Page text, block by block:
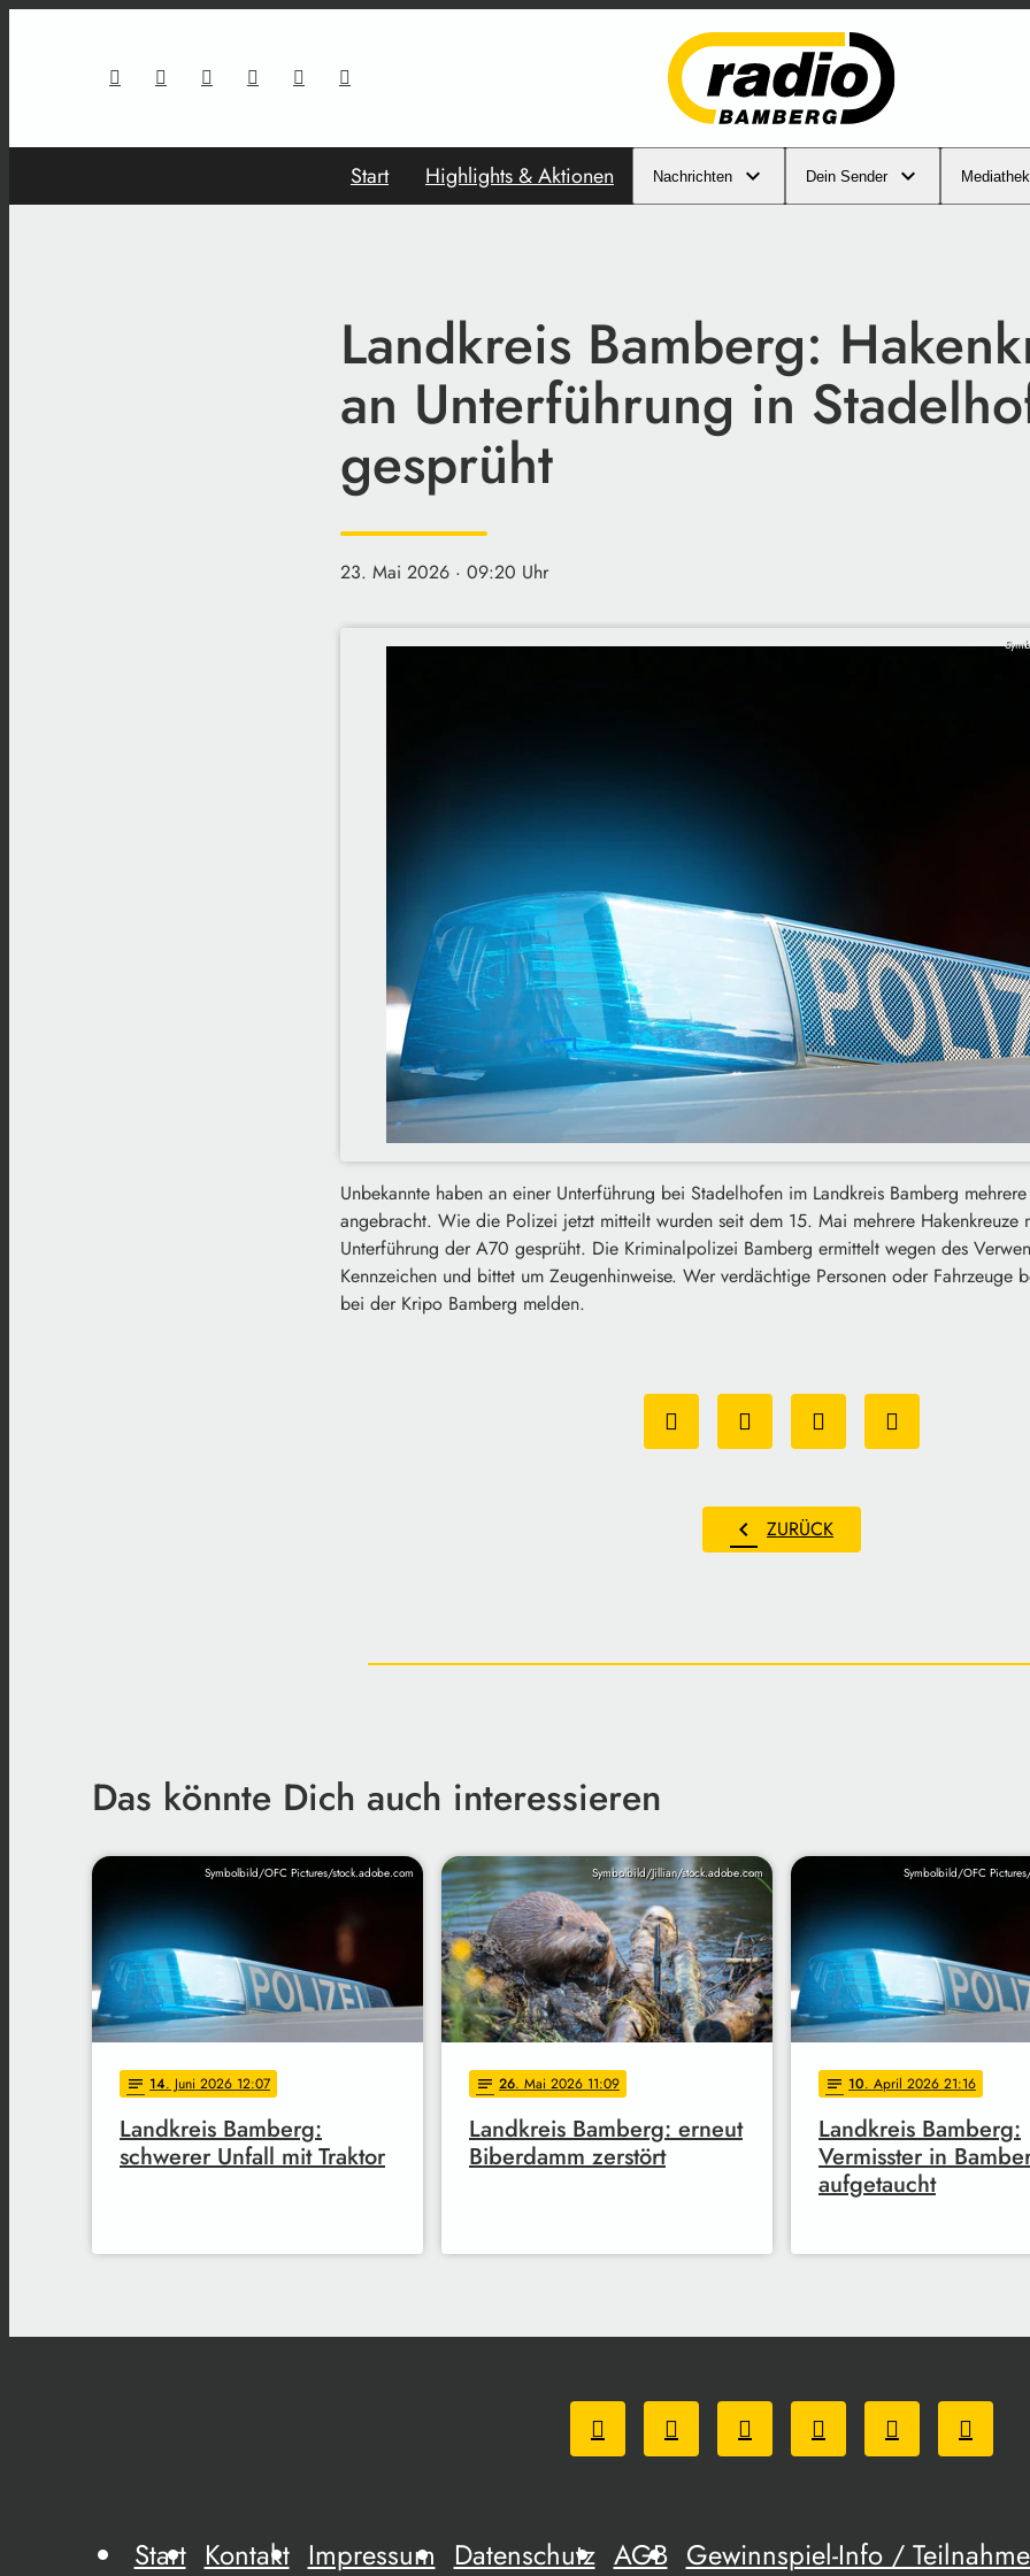
Start Highlights & Aktionen Nachrichten Dein Sender Mediathek
Landkreis Bamberg:
an Unterführung in
gesprüht
23. Mai 2026 · 09:20 Uhr
Unbekannte haben an einer Unterführung bei Stadelhofen im Landkreis Bamberg
angebracht. Wie die Polizei jetzt mitteilt wurden seit dem 15. Mai mehrere Hakenkreuze
Unterführung der A70 gesprüht. Die Kriminalpolizei Bamberg ermittelt wegen des
Kennzeichen und bittet um Zeugenhinweise. Wer verdächtige Personen oder Fahrzeuge
bei der Kripo Bamberg melden.
chevron_left ZURÜCK
Das könnte Dich auch interessieren
Symbolbild/OFC Pictures/stock.adobe.com
notes 14. Juni 2026 12:07
Landkreis Bamberg:
schwerer Unfall mit Traktor
Symbolbild/Jillian/stock.adobe.com
notes 26. Mai 2026 11:09
Landkreis Bamberg: erneut
Biberdamm zerstört
Symbolbild/OFC
notes 10. April 2026 21:16
Landkreis Bamberg:
Vermisster in
aufgetaucht
Start Kontakt Impressum Datenschutz AGB Gewinnspiel-Info /